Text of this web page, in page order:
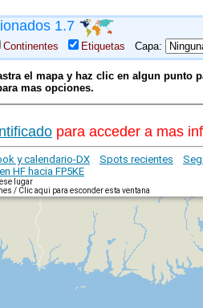
1.7
Continentes Etiquetas Capa:
el mapa y haz clic en algun punto
mas opciones.